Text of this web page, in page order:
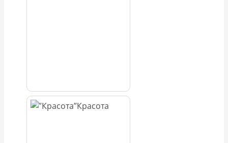
Красота